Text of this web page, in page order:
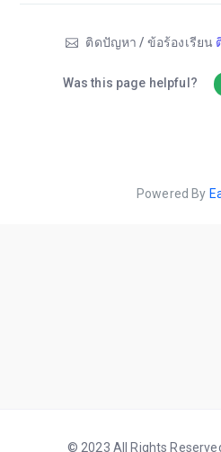
ติดปัญหา / ข้อร้องเรียน
Was this page helpful?
Powered By
© 2023 All Rights